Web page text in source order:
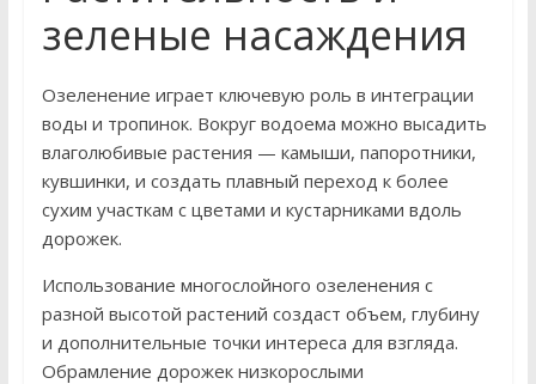
зеленые насаждения
Озеленение играет ключевую роль в интеграции
воды и тропинок. Вокруг водоема можно высадить
влаголюбивые растения — камыши, папоротники,
кувшинки, и создать плавный переход к более
сухим участкам с цветами и кустарниками вдоль
дорожек.
Использование многослойного озеленения с
разной высотой растений создаст объем, глубину
и дополнительные точки интереса для взгляда.
Обрамление дорожек низкорослыми